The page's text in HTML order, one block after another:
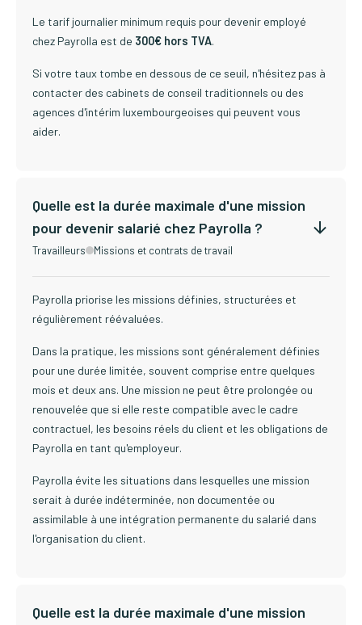
Le tarif journalier minimum requis pour devenir employé
chez Payrolla est de 300€ hors TVA.
Si votre taux tombe en dessous de ce seuil, n'hésitez pas à
contacter des cabinets de conseil traditionnels ou des
agences d'intérim luxembourgeoises qui peuvent vous
aider.
Quelle est la durée maximale d'une mission
pour devenir salarié chez Payrolla ?
Travailleurs Missions et contrats de travail
Payrolla priorise les missions définies, structurées et
régulièrement réévaluées.
Dans la pratique, les missions sont généralement définies
pour une durée limitée, souvent comprise entre quelques
mois et deux ans. Une mission ne peut être prolongée ou
renouvelée que si elle reste compatible avec le cadre
contractuel, les besoins réels du client et les obligations de
Payrolla en tant qu'employeur.
Payrolla évite les situations dans lesquelles une mission
serait à durée indéterminée, non documentée ou
assimilable à une intégration permanente du salarié dans
l'organisation du client.
Quelle est la durée maximale d'une mission